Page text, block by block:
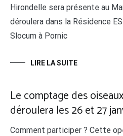
Hirondelle sera présente au
déroulera dans la Résidence
Slocum à Pornic
LIRE LA SUITE
Le comptage des
déroulera les 26 et 27
Comment participer ? Cette